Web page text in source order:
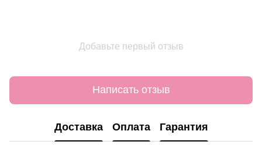
Добавьте первый отзыв
Написать отзыв
Доставка Оплата Гарантия